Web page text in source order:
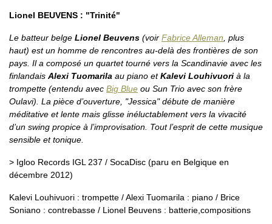
Lionel BEUVENS : "Trinité"
Le batteur belge Lionel Beuvens (voir Fabrice Alleman, plus
haut) est un homme de rencontres au-delà des frontières de son
pays. Il a composé un quartet tourné vers la Scandinavie avec les
finlandais Alexi Tuomarila au piano etKalevi Louhivuori à la
trompette (entendu avec Big Blue ou Sun Trio avec son frère
Oulavi). La pièce d’ouverture, "Jessica" débute de manière
méditative et lente mais glisse inéluctablement vers la vivacité
d’un swing propice à l’improvisation. Tout l’esprit de cette musique
sensible et tonique.
> Igloo Records IGL 237 / SocaDisc (paru en Belgique en
décembre 2012)
Kalevi Louhivuori : trompette / Alexi Tuomarila : piano / Brice
Soniano : contrebasse / Lionel Beuvens : batterie,compositions